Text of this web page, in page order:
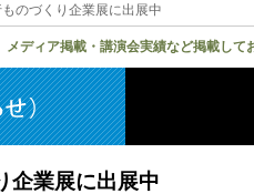
のづくり企業展に出展中
ディア掲載・講演会実績など掲載して
企業展に出展中